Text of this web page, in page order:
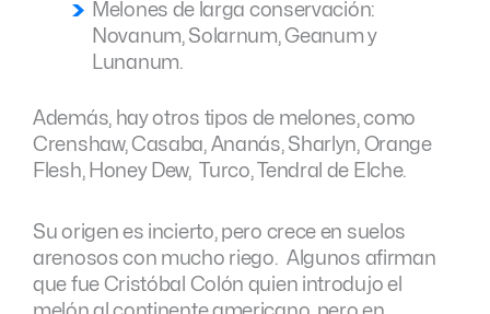
Melones de larga conservación:
Novanum, Solarnum, Geanum y
Lunanum.
Además, hay otros tipos de melones, como
Crenshaw, Casaba, Ananás, Sharlyn, Orange
Flesh, Honey Dew, Turco, Tendral de Elche.
Su origen es incierto, pero crece en suelos
arenosos con mucho riego. Algunos afirman
que fue Cristóbal Colón quien introdujo el